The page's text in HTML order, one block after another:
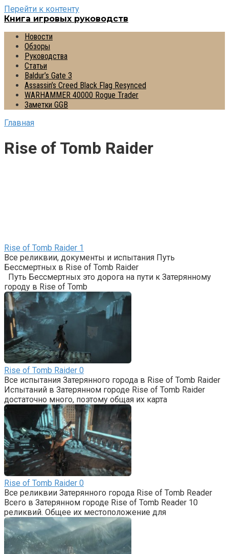
Перейти к контенту
Книга игровых руководств
Новости
Обзоры
Руководства
Статьи
Baldur’s Gate 3
Assassin’s Creed Black Flag Resynced
WARHAMMER 40000 Rogue Trader
Заметки GGB
Главная
Rise of Tomb Raider
Rise of Tomb Raider 1
Все реликвии, документы и испытания Путь
Бессмертных в Rise of Tomb Raider
Путь Бессмертных это дорога на пути к Затерянному
городу в Rise of Tomb
Rise of Tomb Raider 0
Все испытания Затерянного города в Rise of Tomb Raider
Испытаний в Затерянном городе Rise of Tomb Raider
достаточно много, поэтому общая их карта
Rise of Tomb Raider 0
Все реликвии Затерянного города Rise of Tomb Reader
Всего в Затерянном городе Rise of Tomb Reader 10
реликвий. Общее их местоположение для